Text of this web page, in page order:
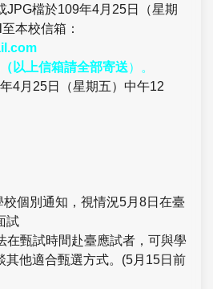
JPG檔於109年4月25日（星期
本校信箱：
以上信箱請全部寄送）。
4月25日（星期五）中午12
個別通知，視情況5月8日在臺
試
在甄試時間赴臺應試者，可與學
其他適合甄選方式。(5月15日前